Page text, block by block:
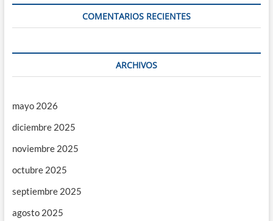
COMENTARIOS RECIENTES
ARCHIVOS
mayo 2026
diciembre 2025
noviembre 2025
octubre 2025
septiembre 2025
agosto 2025